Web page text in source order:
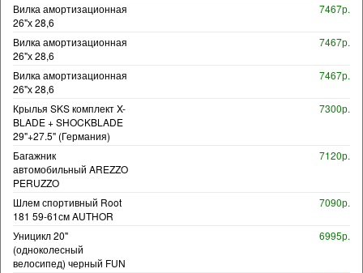
Вилка амортизационная
26"х 28,6
7467р.
Вилка амортизационная
26"х 28,6
7467р.
Вилка амортизационная
26"х 28,6
7467р.
Крылья SKS комплект X-
BLADE + SHOCKBLADE
29"+27.5" (Германия)
7300р.
Багажник
автомобильный AREZZO
PERUZZO
7120р.
Шлем спортивный Root
181 59-61см AUTHOR
7090р.
Уницикл 20"
(одноколесный
велосипед) черный FUN
6995р.